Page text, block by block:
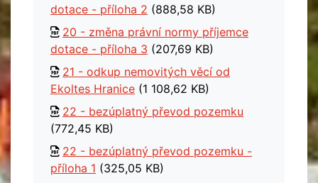
dotace - příloha 2 (888,58 KB)
20 - změna právní normy příjemce
dotace - příloha 3 (207,69 KB)
21 - odkup nemovitých věcí od
Ekoltes Hranice (1 108,62 KB)
22 - bezúplatný převod pozemku
(772,45 KB)
22 - bezúplatný převod pozemku -
příloha 1 (325,05 KB)